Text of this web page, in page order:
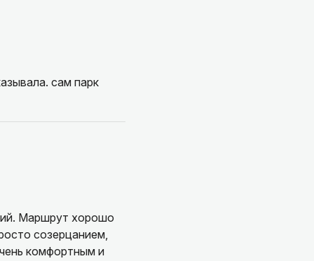
сам парк
Маршрут хорошо
созерцанием,
комфортным и